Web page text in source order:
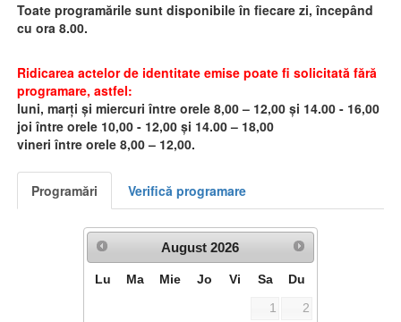
Toate programările sunt disponibile în fiecare zi, începând
cu ora 8.00.
Ridicarea actelor de identitate emise poate fi solicitată fără
programare, astfel:
luni, marți și miercuri între orele 8,00 – 12,00 și 14.00 - 16,00
joi între orele 10,00 - 12,00 și 14.00 – 18,00
vineri între orele 8,00 – 12,00.
Programări Verifică programare
August 2026
Lu Ma Mie Jo Vi Sa Du
1 2